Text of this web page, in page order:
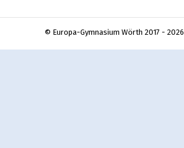
© Europa-Gymnasium Wörth 2017 - 2026